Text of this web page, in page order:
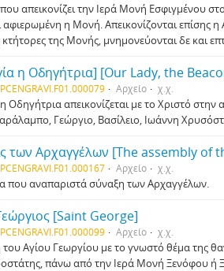
απεικονίζει την Ιερά Μονή Εσφιγμένου
αφιερωμένη η Μονή. Απεικονίζονται επίσης
της Μονής, μνημονεύονται δε και
η Οδηγήτρια] [Our Lady, the
Αρχείο χ.χ.
Οδηγήτρια απεικονίζεται με το Χριστό στην
Γεώργιο, Βασίλειο, Ιωάννη
των Αρχαγγέλων [The assembly of
Αρχείο χ.χ.
που αναπαριστά σύναξη των Αρχαγγέλων.
[Saint George]
Αρχείο χ.χ.
του Αγίου Γεωργίου με το γνωστό θέμα της
πάνω από την Ιερά Μονή Ξενόφου ή